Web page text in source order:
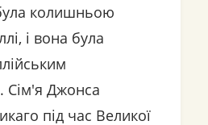
колишньою
і вона була
Сім'я Джонса
під час Великої